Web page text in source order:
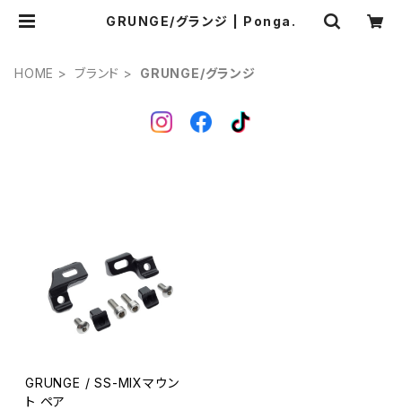
GRUNGE/グランジ | Ponga.
HOME ブランド GRUNGE/グランジ
GRUNGE / SS-MIXマウン
ト ペア